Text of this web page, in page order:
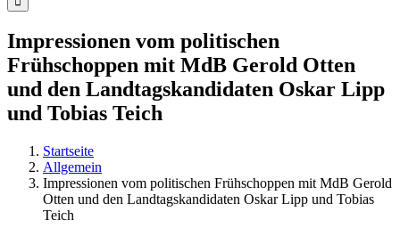
Impressionen vom politischen
Frühschoppen mit MdB Gerold Otten
und den Landtagskandidaten Oskar Lipp
und Tobias Teich
Startseite
Allgemein
Impressionen vom politischen Frühschoppen mit MdB Gerold
Otten und den Landtagskandidaten Oskar Lipp und Tobias
Teich